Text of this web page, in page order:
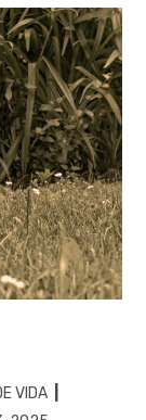
VIDA